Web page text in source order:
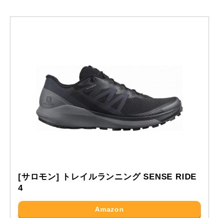
[サロモン] トレイルランニング SENSE RIDE
4
Amazon